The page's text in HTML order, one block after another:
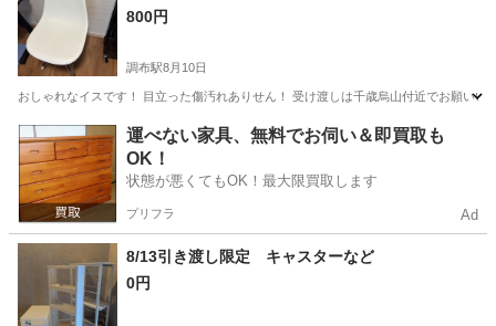
800円
調布駅8月10日
おしゃれなイスです！ 目立った傷汚れありせん！ 受け渡しは千歳烏山付近でお願いい
東京 調布市 調布駅 椅子
運べない家具、無料でお伺い＆即買取も
OK！
状態が悪くてもOK！最大限買取します
プリフラ Ad
8/13引き渡し限定 キャスターなど
0円